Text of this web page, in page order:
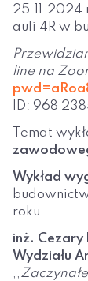
25.11.2024
auli 4R w
line na
ID: 968
Temat
Wykład
roku.
inż.
Wydziału
,,